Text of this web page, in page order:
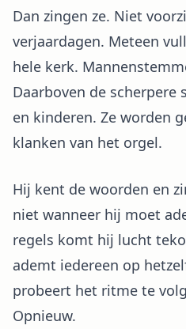
Dan zingen ze. Niet
verjaardagen. Meteen
hele kerk.
Daarboven de scherpere
en kinderen. Ze worden
klanken van het orgel.
Hij kent de woorden en
niet wanneer hij moet
regels komt hij lucht
ademt iedereen op
probeert het ritme te
Opnieuw.